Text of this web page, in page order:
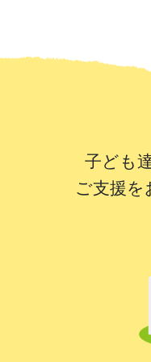
子ども
ご支援を